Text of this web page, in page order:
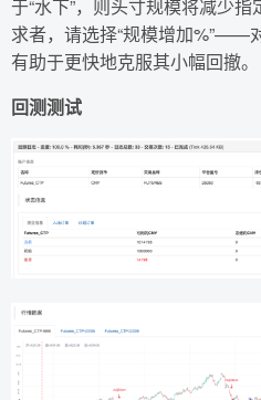
于“水下”，则头寸规模将减少
求者，请选择“规模增加%”——
有助于更快地克服其小幅回撤。
回测测试